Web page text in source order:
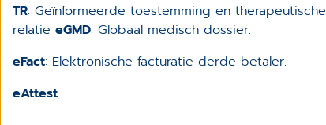
TR: Geïnformeerde toestemming en therapeutische
relatie eGMD: Globaal medisch dossier.
eFact: Elektronische facturatie derde betaler.
eAttest